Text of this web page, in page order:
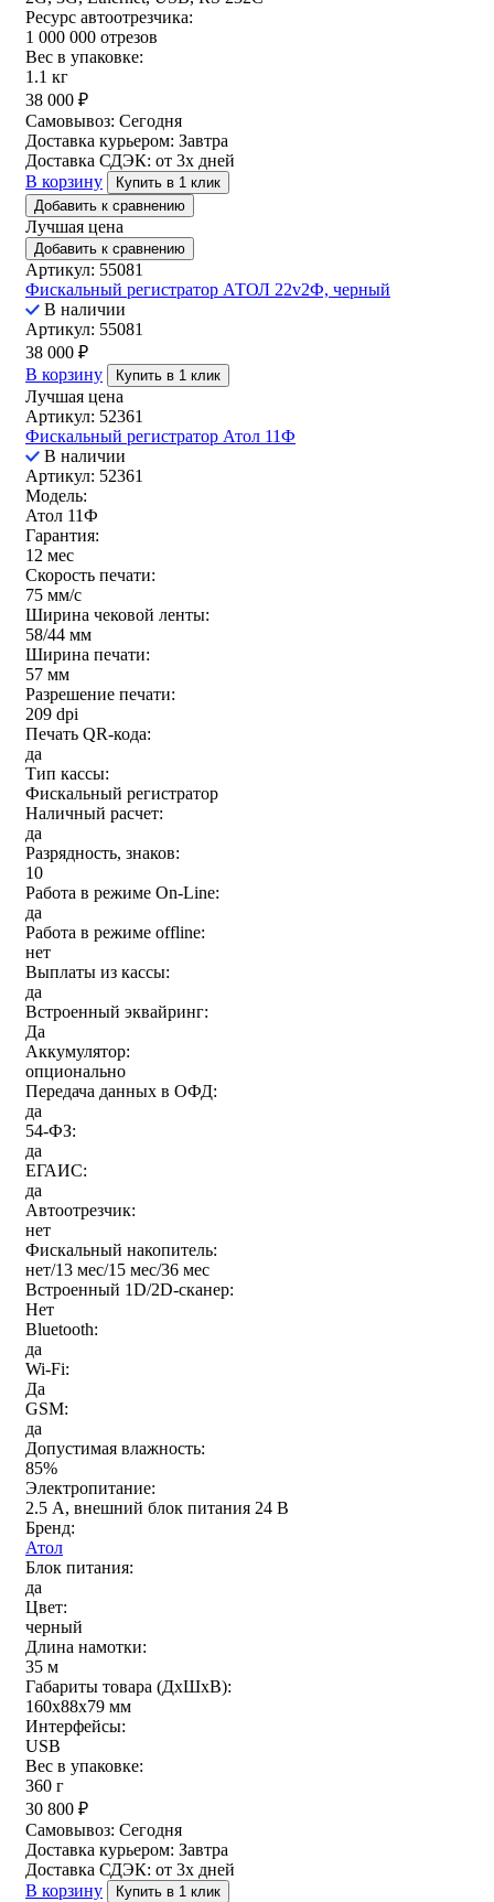
Ресурс автоотрезчика:
1 000 000 отрезов
Вес в упаковке:
1.1 кг
38 000 ₽
Самовывоз: Сегодня
Доставка курьером: Завтра
Доставка СДЭК: от 3х дней
В корзину
Купить в 1 клик
Добавить к сравнению
Лучшая цена
Добавить к сравнению
Артикул: 55081
Фискальный регистратор АТОЛ 22v2Ф, черный
В наличии
Артикул: 55081
38 000 ₽
В корзину
Купить в 1 клик
Лучшая цена
Артикул: 52361
Фискальный регистратор Атол 11Ф
В наличии
Артикул: 52361
Модель:
Атол 11Ф
Гарантия:
12 мес
Скорость печати:
75 мм/с
Ширина чековой ленты:
58/44 мм
Ширина печати:
57 мм
Разрешение печати:
209 dpi
Печать QR-кода:
да
Тип кассы:
Фискальный регистратор
Наличный расчет:
да
Разрядность, знаков:
10
Работа в режиме On-Line:
да
Работа в режиме offline:
нет
Выплаты из кассы:
да
Встроенный эквайринг:
Да
Аккумулятор:
опционально
Передача данных в ОФД:
да
54-ФЗ:
да
ЕГАИС:
да
Автоотрезчик:
нет
Фискальный накопитель:
нет/13 мес/15 мес/36 мес
Встроенный 1D/2D-сканер:
Нет
Bluetooth:
да
Wi-Fi:
Да
GSM:
да
Допустимая влажность:
85%
Электропитание:
2.5 А, внешний блок питания 24 В
Бренд:
Атол
Блок питания:
да
Цвет:
черный
Длина намотки:
35 м
Габариты товара (ДxШxВ):
160х88х79 мм
Интерфейсы:
USB
Вес в упаковке:
360 г
30 800 ₽
Самовывоз: Сегодня
Доставка курьером: Завтра
Доставка СДЭК: от 3х дней
В корзину
Купить в 1 клик